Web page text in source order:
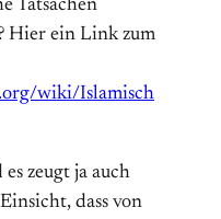
Tatsachen
Hier ein Link zum
wiki/Islamisch
zeugt ja auch
dass von